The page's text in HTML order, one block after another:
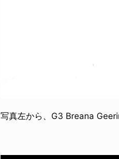
写真左から、G3 Breana